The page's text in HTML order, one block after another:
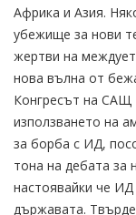
Африка и Азия.
убежище за нови
жертви на
нова вълна от
Конгресът на САЩ
използването на
за борба с ИД,
тона на дебата за
настоявайки че
държавата.